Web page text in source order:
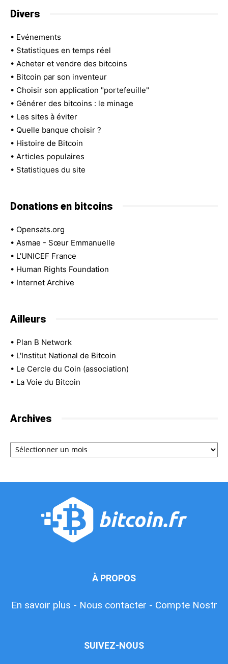
Divers
• Evénements
• Statistiques en temps réel
• Acheter et vendre des bitcoins
• Bitcoin par son inventeur
• Choisir son application "portefeuille"
• Générer des bitcoins : le minage
• Les sites à éviter
• Quelle banque choisir ?
• Histoire de Bitcoin
• Articles populaires
• Statistiques du site
Donations en bitcoins
• Opensats.org
• Asmae - Sœur Emmanuelle
• L'UNICEF France
• Human Rights Foundation
• Internet Archive
Ailleurs
• Plan B Network
• L'Institut National de Bitcoin
• Le Cercle du Coin (association)
• La Voie du Bitcoin
Archives
Archives
À PROPOS
En savoir plus - Nous contacter - Compte Nostr
SUIVEZ-NOUS